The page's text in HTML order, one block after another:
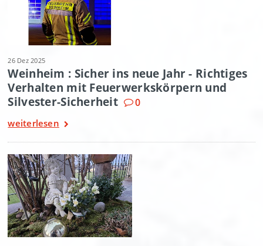
26 Dez 2025
Weinheim : Sicher ins neue Jahr - Richtiges
Verhalten mit Feuerwerkskörpern und
Silvester-Sicherheit
0
weiterlesen